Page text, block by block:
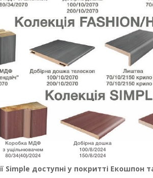
Simple доступні у покритті Екошпон